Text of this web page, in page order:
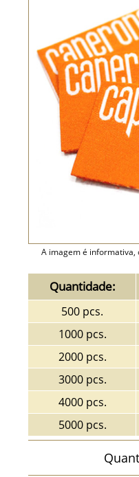
A imagem é informativa,
Quantidade:
500 pcs.
1000 pcs.
2000 pcs.
3000 pcs.
4000 pcs.
5000 pcs.